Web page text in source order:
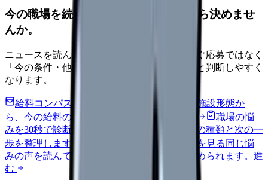
今の職場を続けるか、条件を比べてから決めませ
んか。
ニュースを読んで不安が強くなった時は、すぐ応募ではなく
「今の条件・他の選択肢・相談先」を分けると判断しやすく
なります。
給料コンパスで比較する
地域・経験年数・施設形態か
ら、今の給料の現在地を確認できます。
職場の悩
みを30秒で診断
辞めるべきか迷う前に、悩みの種類と次の一
歩を整理します。
匿名掲示板で本音を見る 同じ悩
みの声を読んで、今の職場だけの問題か確かめられます。 進
む